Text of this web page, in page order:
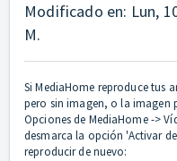
Modificado en: Lun,
M.
Si MediaHome reproduce tus
pero sin imagen, o la imagen
Opciones de MediaHome ->
desmarca la opción 'Activar
reproducir de nuevo: